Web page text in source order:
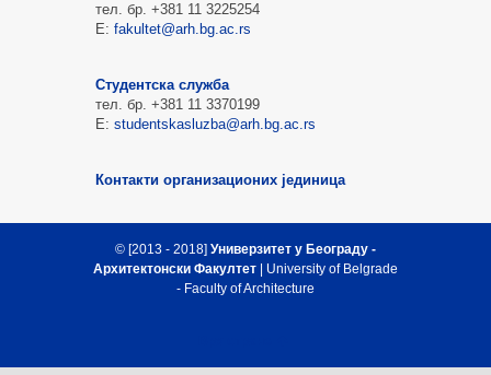
тел. бр. +381 11 3225254
Е: fakultet@arh.bg.ac.rs
Студентска служба
тел. бр. +381 11 3370199
Е: studentskasluzba@arh.bg.ac.rs
Контакти организационих јединица
© [2013 - 2018] Универзитет у Београду -
Архитектонски Факултет | University of Belgrade
- Faculty of Architecture